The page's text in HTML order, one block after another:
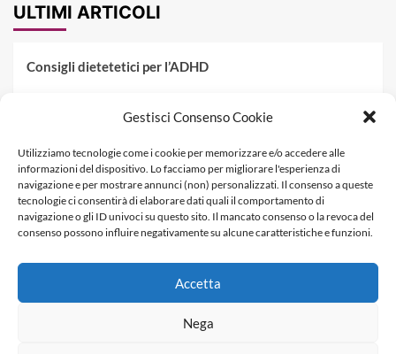
Gestisci Consenso Cookie
Utilizziamo tecnologie come i cookie per memorizzare e/o accedere alle
informazioni del dispositivo. Lo facciamo per migliorare l'esperienza di
navigazione e per mostrare annunci (non) personalizzati. Il consenso a queste
tecnologie ci consentirà di elaborare dati quali il comportamento di
navigazione o gli ID univoci su questo sito. Il mancato consenso o la revoca del
consenso possono influire negativamente su alcune caratteristiche e funzioni.
Accetta
Nega
ULTIMI ARTICOLI
Consigli dietetetici per l’ADHD
Fenilchetonuria
Dieta militare: come funziona, opinioni e schema tipo per
dimagrire in 3 giorni
Informativa Privacy